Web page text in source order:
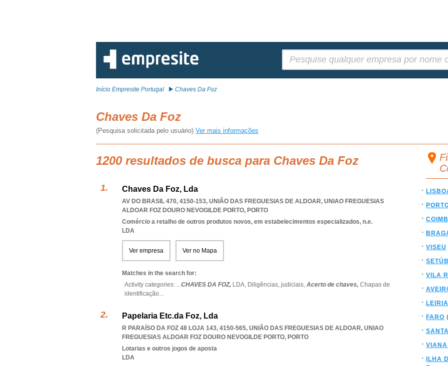
Início Empresite Portugal Chaves Da Foz
Chaves Da Foz
(Pesquisa solicitada pelo usuário) Ver mais informações
1200 resultados de busca para Chaves Da Foz
Chaves Da Foz, Lda
AV DO BRASIL 470, 4150-153, UNIÃO DAS FREGUESIAS DE ALDOAR, UNIAO FREGUESIAS
ALDOAR FOZ DOURO NEVOGILDE PORTO, PORTO
Comércio a retalho de outros produtos novos, em estabelecimentos especializados, n.e.
LDA
Ver empresa Ver no Mapa
Matches in the search for:
Activity categories: ...CHAVES DA FOZ, LDA, Diligências, judiciais, Acerto de chaves, Chapas de
identificação...
Papelaria Etc.da Foz, Lda
R PARAÍSO DA FOZ 48 LOJA 143, 4150-565, UNIÃO DAS FREGUESIAS DE ALDOAR, UNIAO
FREGUESIAS ALDOAR FOZ DOURO NEVOGILDE PORTO, PORTO
Lotarias e outros jogos de aposta
LDA
VISEU
VILA
LEIRIA
FARO
ILHA